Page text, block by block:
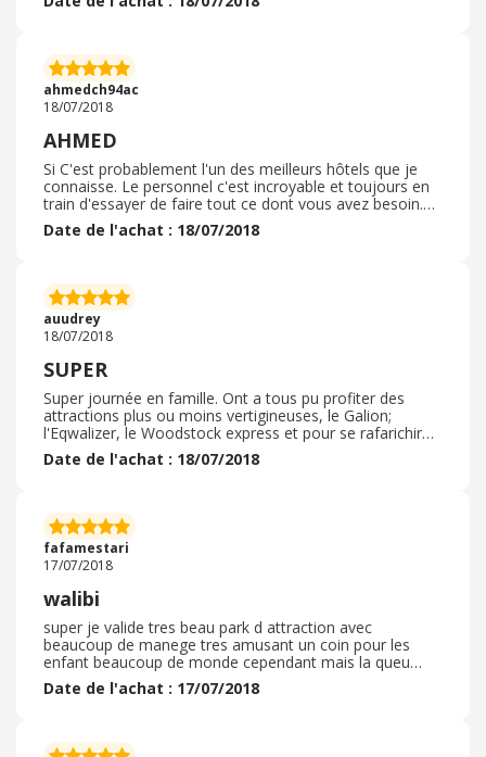
possible
ahmedch94ac
18/07/2018
AHMED
Si C'est probablement l'un des meilleurs hôtels que je
connaisse. Le personnel c'est incroyable et toujours en
train d'essayer de faire tout ce dont vous avez besoin.
Le restaurant c'est incroyable, avec quelque chose pour
tous les goûts. Si vous y allez en été vous... Plus
Date de l'achat : 18/07/2018
auudrey
18/07/2018
SUPER
Super journée en famille. Ont a tous pu profiter des
attractions plus ou moins vertigineuses, le Galion;
l'Eqwalizer, le Woodstock express et pour se rafarichir
ont a aussi tester le Bambooz et le Radja river. Les
enfants ont aussi profité du parc aquatique avec ses
impressionnant et d'un grand niveau sportif.
Date de l'achat : 18/07/2018
fafamestari
17/07/2018
walibi
super je valide tres beau park d attraction avec
beaucoup de manege tres amusant un coin pour les
enfant beaucoup de monde cependant mais la queu
passe vite pas tres loin de chez moi et les transport
reste pratique
Date de l'achat : 17/07/2018